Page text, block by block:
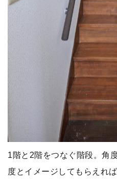
1階と2階をつなぐ階段。角
度とイメージしてもらえれ